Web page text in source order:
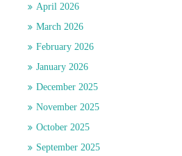
April 2026
March 2026
February 2026
January 2026
December 2025
November 2025
October 2025
September 2025